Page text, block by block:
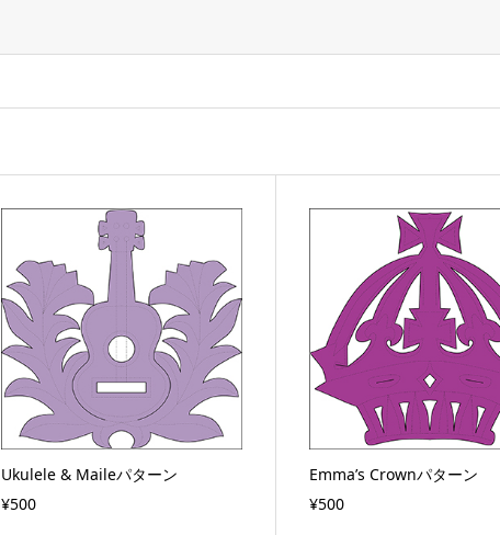
Ukulele & Maileパターン
¥500
Emma’s Crownパターン
¥500